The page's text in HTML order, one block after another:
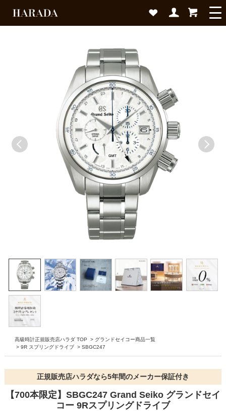
高級時計正規販売店ハラダ TOP > グランドセイコー商品一覧
> 9R スプリングドライブ > SBGC247
正規販売店ハラダなら5年間のメーカー保証付き
【700本限定】SBGC247 Grand Seiko グランドセイ
コー 9Rスプリングドライブ